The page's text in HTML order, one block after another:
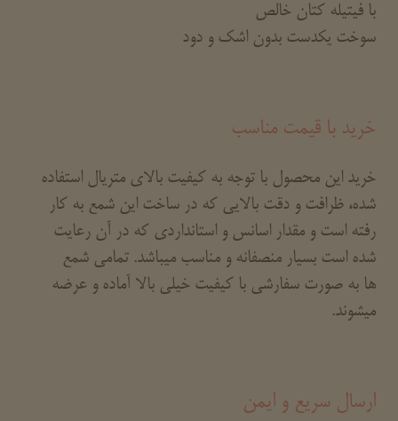
با فیتیله کتان خالص
سوخت یکدست بدون اشک و دود
خرید با قیمت مناسب
خرید این محصول با توجه به کیفیت بالای متریال استفاده
شده، ظرافت و دقت بالایی که در ساخت این شمع به کار
رفته است و مقدار اسانس و استانداردی که در آن رعایت
شده است بسیار منصفانه و مناسب میباشد. تمامی شمع
ها به صورت سفارشی با کیفیت خیلی بالا آماده و عرضه
میشوند.
ارسال سریع و ایمن